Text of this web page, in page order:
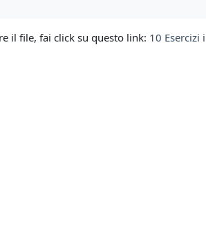
il file, fai click su questo link: 10 Esercizi